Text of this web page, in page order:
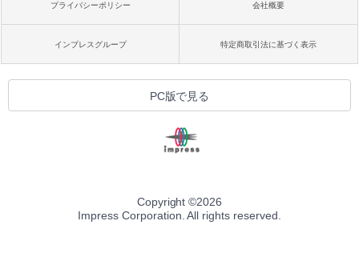
プライバシーポリシー 会社概要
インプレスグループ 特定商取引法に基づく表示
PC版で見る
Copyright ©2026
Impress Corporation. All rights reserved.